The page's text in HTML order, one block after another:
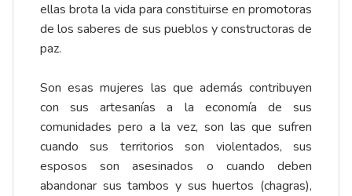
ellas brota la vida para constituirse en promotoras
de los saberes de sus pueblos y constructoras de
paz.
Son esas mujeres las que además contribuyen
con sus artesanías a la economía de sus
comunidades pero a la vez, son las que sufren
cuando sus territorios son violentados, sus
esposos son asesinados o cuando deben
abandonar sus tambos y sus huertos (chagras),